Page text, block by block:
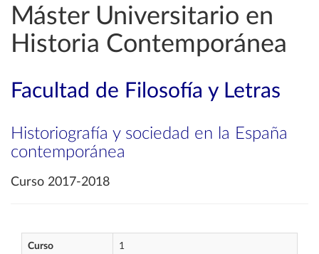
Máster Universitario en
Historia Contemporánea
Facultad de Filosofía y Letras
Historiografía y sociedad en la España
contemporánea
Curso 2017-2018
Curso 1